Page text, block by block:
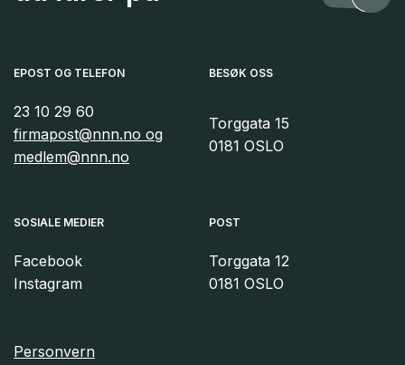
EPOST OG TELEFON
23 10 29 60
firmapost@nnn.no og
medlem@nnn.no
SOSIALE MEDIER
Facebook
Instagram
BESØK OSS
Torggata 15
0181 OSLO
POST
Torggata 12
0181 OSLO
Personvern